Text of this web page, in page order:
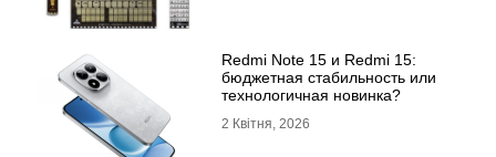
Redmi Note 15 и Redmi 15:
бюджетная стабильность или
технологичная новинка?
2 Квітня, 2026